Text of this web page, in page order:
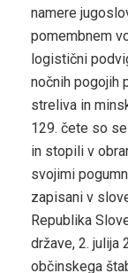
namere
pomembnem
logistični
nočnih pogojih
streliva in
129. čete so
in stopili v
svojimi
zapisani v
Republika
države, 2. julija
občinskega